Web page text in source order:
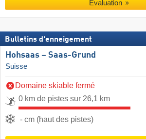
Évaluation
Bulletins d'enneigement
Hohsaas – Saas-Grund
Suisse
Domaine skiable fermé
0 km de pistes sur 26,1 km
- cm (haut des pistes)